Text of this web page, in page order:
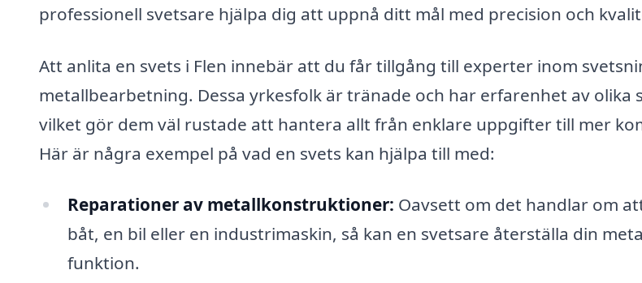
professionell svetsare hjälpa dig att uppnå ditt mål med precision och
Att anlita en svets i Flen innebär att du får tillgång till experter inom
metallbearbetning. Dessa yrkesfolk är tränade och har erfarenhet av olika
vilket gör dem väl rustade att hantera allt från enklare uppgifter till mer
Här är några exempel på vad en svets kan hjälpa till med:
Reparationer av metallkonstruktioner: Oavsett om det handlar om
båt, en bil eller en industrimaskin, så kan en svetsare återställa din
funktion.